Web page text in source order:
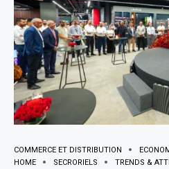
COMMERCE ET DISTRIBUTION
HOME
SECRORIELS TRENDS &